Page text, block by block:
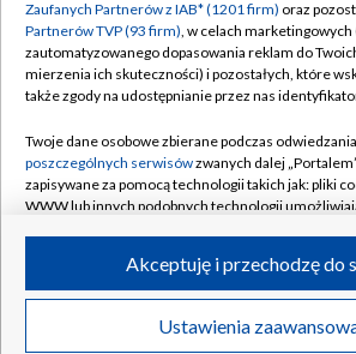
Emisja w TVP
Centrum informacji TVP
Naziemna Telewizja Cyfrowa
Rada Programowa
System NOS
Informacje o nadawcy
Program dla prasy
Polityka
Moje zgody
Pomoc
Kontakt
Kanały
©2026 Telewizja Polska S.A. w
Zaufanych Partnerów z IAB* (1201 firm) oraz
Partnerów TVP (93 firm), w celach marketingowych
zautomatyzowanego dopasowania reklam do
mierzenia ich skuteczności) i pozostałych, które
także zgody na udostępnianie przez nas
Twoje dane osobowe zbierane podczas
poszczególnych serwisówzwanych dalej
zapisywane za pomocą technologii takich jak: pliki
WWW lub innych podobnych technologii
ruchu w Internecie.
Twoje dane osobowe zbierane podczas odwiedzania
poszczególnych serwisówna Portalu, takie jak
Ustawienia
Akceptuję i przechodzę do